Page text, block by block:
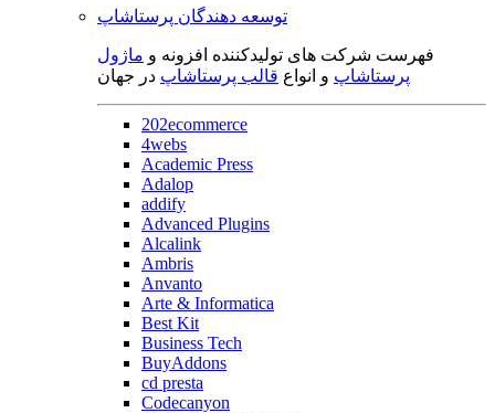
توسعه دهندگان پرستاشاپ
فهرست شرکت های تولیدکننده افزونه و ماژول
پرستاشاپ و انواع قالب پرستاشاپ در جهان
202ecommerce
4webs
Academic Press
Adalop
addify
Advanced Plugins
Alcalink
Ambris
Anvanto
Arte & Informatica
Best Kit
Business Tech
BuyAddons
cd presta
Codecanyon